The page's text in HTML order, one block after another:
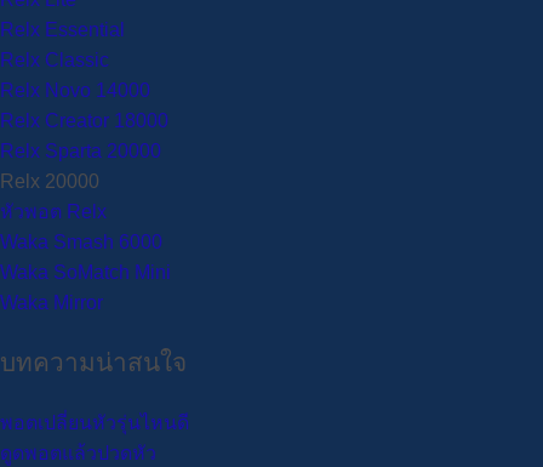
Relx Essential
Relx Classic
Relx Novo 14000
Relx Creator 18000
Relx Sparta 20000
Relx 20000
หัวพอต Relx
Waka Smash 6000
Waka SoMatch Mini
Waka Mirror
บทความน่าสนใจ
พอตเปลี่ยนหัวรุ่นไหนดี
ดูดพอตแล้วปวดหัว